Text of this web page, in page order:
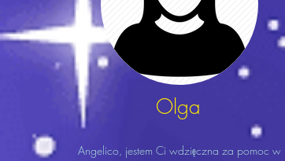
Olga
Angelico, jestem Ci wdzięczna za pomoc w